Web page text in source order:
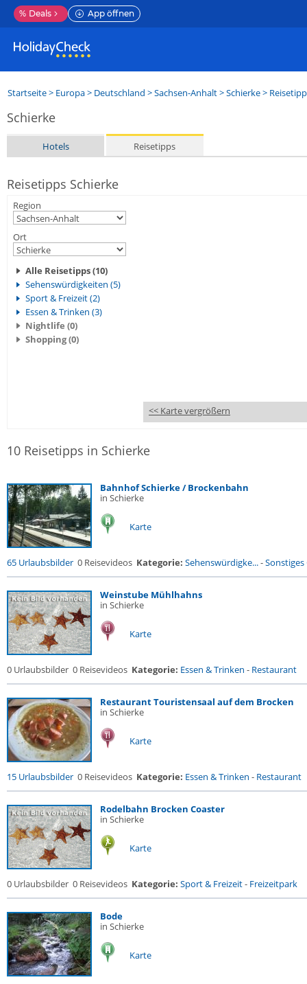
% Deals App öffnen
Startseite> Europa> Deutschland >Sachsen-Anhalt>Schierke>
Schierke
Hotels Reisetipps
Reisetipps Schierke
Region
Ort
Alle Reisetipps (10)
Sehenswürdigkeiten (5)
Sport & Freizeit (2)
Essen & Trinken (3)
Nightlife (0)
Shopping (0)
<< Karte vergrößern
10 Reisetipps in Schierke
Bahnhof Schierke / Brockenbahn
in Schierke
Karte
65 Urlaubsbilder 0 Reisevideos Kategorie: Sehenswürdigke...-
Weinstube Mühlhahns
in Schierke
Karte
0 Urlaubsbilder 0 Reisevideos Kategorie: Essen & Trinken - Restaurant
Restaurant Touristensaal auf dem Brocken
in Schierke
Karte
15 Urlaubsbilder 0 Reisevideos Kategorie: Essen & Trinken - Restaurant
Rodelbahn Brocken Coaster
in Schierke
Karte
0 Urlaubsbilder 0 Reisevideos Kategorie: Sport & Freizeit- Freizeitpark
Bode
in Schierke
Karte